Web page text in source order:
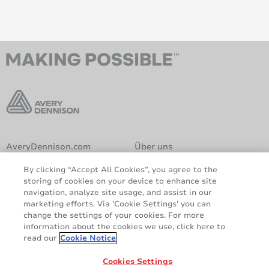
AveryDennison.com
Über uns
Datenschutzhinweise
Haftungsausschluss
DSGVO-Erklärung
Teilen
By clicking “Accept All Cookies”, you agree to the
storing of cookies on your device to enhance site
navigation, analyze site usage, and assist in our
marketing efforts. Via 'Cookie Settings' you can
change the settings of your cookies. For more
information about the cookies we use, click here to
read our Cookie Notice
Cookies Settings